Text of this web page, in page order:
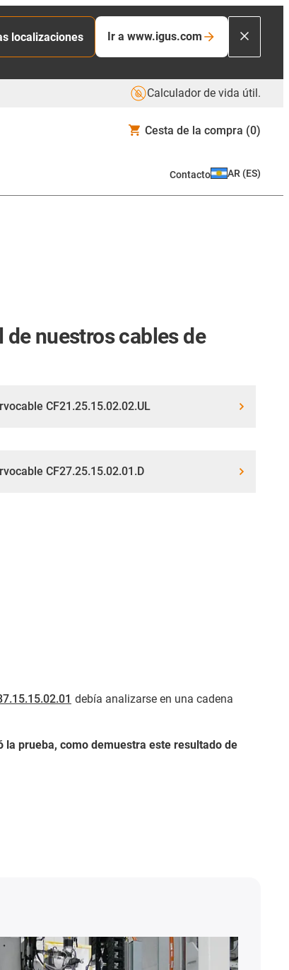
localizaciones Ir a www.igus.com
Calculador de vida útil.
Cesta de la compra (0)
Contacto AR (ES)
nuestros cables de
CF21.25.15.02.02.UL
CF27.25.15.02.01.D
debía analizarse en una cadena
la prueba, como demuestra este resultado de